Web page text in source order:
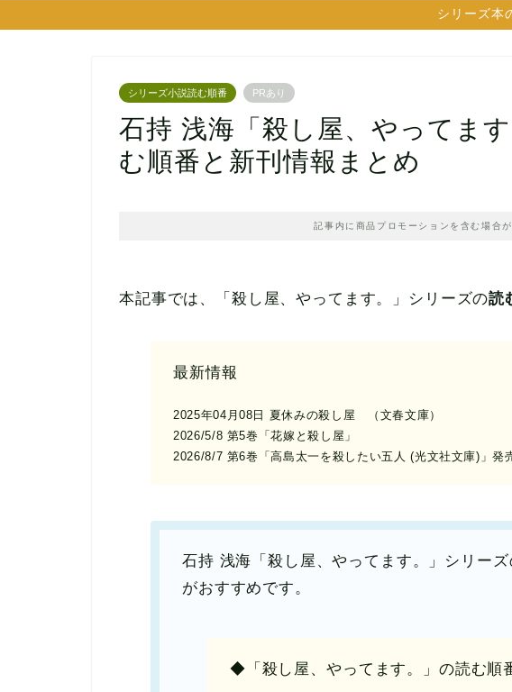
シリーズ本
シリーズ小説読む順番 PRあり
石持 浅海「殺し屋、やってま
む順番と新刊情報まとめ
記事内に商品プロモーションを含む場合
本記事では、「殺し屋、やってます。」シリーズの読
最新情報
2025年04月08日 夏休みの殺し屋 （文春文庫）
2026/5/8 第5巻「花嫁と殺し屋」
2026/8/7 第6巻「高島太一を殺したい五人 (光文社文庫)」発
石持 浅海「殺し屋、やってます。」シリーズ
がおすすめです。
◆「殺し屋、やってます。」の読む順